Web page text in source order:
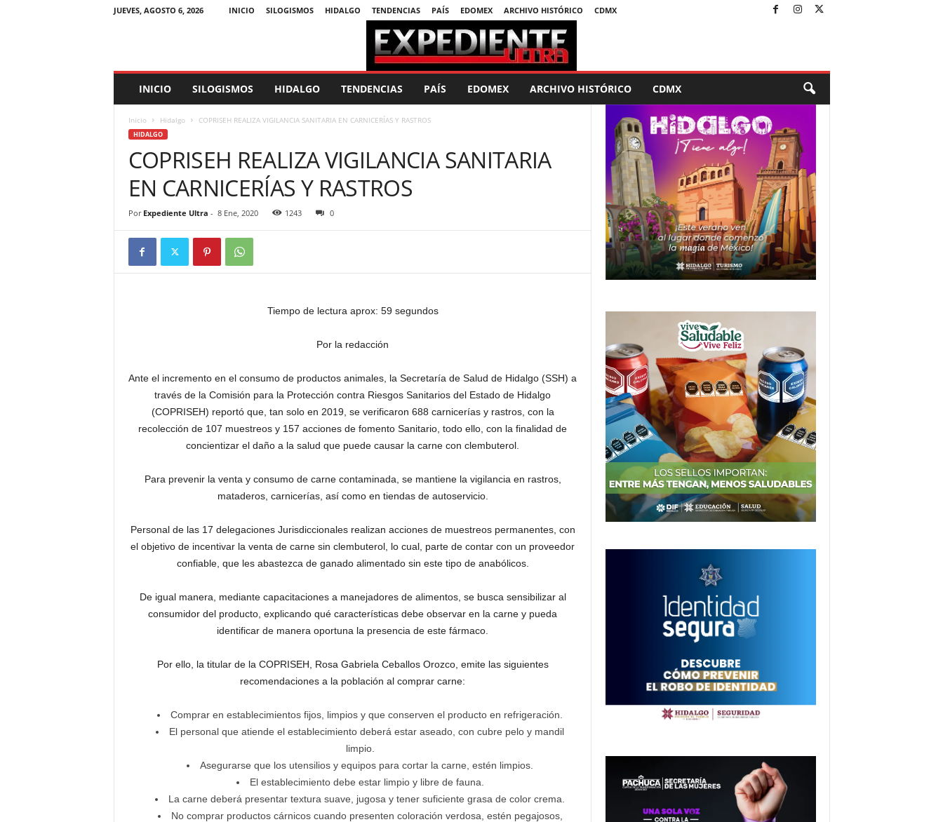
JUEVES, AGOSTO 6, 2026 INICIO SILOGISMOS HIDALGO TENDENCIAS PAÍS EDOMEX ARCHIVO HISTÓRICO CDMX
p
INICIO SILOGISMOS HIDALGO TENDENCIAS PAÍS EDOMEX ARCHIVO HISTÓRICO CDMX
Inicio Hidalgo COPRISEH REALIZA VIGILANCIA SANITARIA EN CARNICERÍAS Y RASTROS
HIDALGO
COPRISEH REALIZA VIGILANCIA SANITARIA
EN CARNICERÍAS Y RASTROS
Por Expediente Ultra - 8 Ene, 2020 1243 0
Tiempo de lectura aprox: 59 segundos
Por la redacción
Ante el incremento en el consumo de productos animales, la Secretaría de Salud de Hidalgo (SSH) a
través de la Comisión para la Protección contra Riesgos Sanitarios del Estado de Hidalgo
(COPRISEH) reportó que, tan solo en 2019, se verificaron 688 carnicerías y rastros, con la
recolección de 107 muestreos y 157 acciones de fomento Sanitario, todo ello, con la finalidad de
concientizar el daño a la salud que puede causar la carne con clembuterol.
Para prevenir la venta y consumo de carne contaminada, se mantiene la vigilancia en rastros,
mataderos, carnicerías, así como en tiendas de autoservicio.
Personal de las 17 delegaciones Jurisdiccionales realizan acciones de muestreos permanentes, con
el objetivo de incentivar la venta de carne sin clembuterol, lo cual, parte de contar con un proveedor
confiable, que les abastezca de ganado alimentado sin este tipo de anabólicos.
De igual manera, mediante capacitaciones a manejadores de alimentos, se busca sensibilizar al
consumidor del producto, explicando qué características debe observar en la carne y pueda
identificar de manera oportuna la presencia de este fármaco.
Por ello, la titular de la COPRISEH, Rosa Gabriela Ceballos Orozco, emite las siguientes
recomendaciones a la población al comprar carne:
Comprar en establecimientos fijos, limpios y que conserven el producto en refrigeración.
El personal que atiende el establecimiento deberá estar aseado, con cubre pelo y mandil
limpio.
Asegurarse que los utensilios y equipos para cortar la carne, estén limpios.
El establecimiento debe estar limpio y libre de fauna.
La carne deberá presentar textura suave, jugosa y tener suficiente grasa de color crema.
No comprar productos cárnicos cuando presenten coloración verdosa, estén pegajosos,